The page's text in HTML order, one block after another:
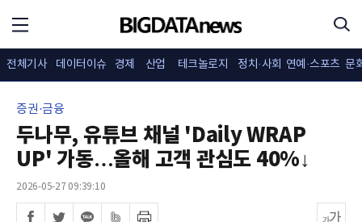
전체기사 데이터이슈 경제 산업 테크놀로지 정치·사회 연예·스포츠 문
증권·금융
두나무, 유튜브 채널 'Daily WRAP
UP' 가동…올해 고객 관심도 40%↓
2026-05-27 09:39:10